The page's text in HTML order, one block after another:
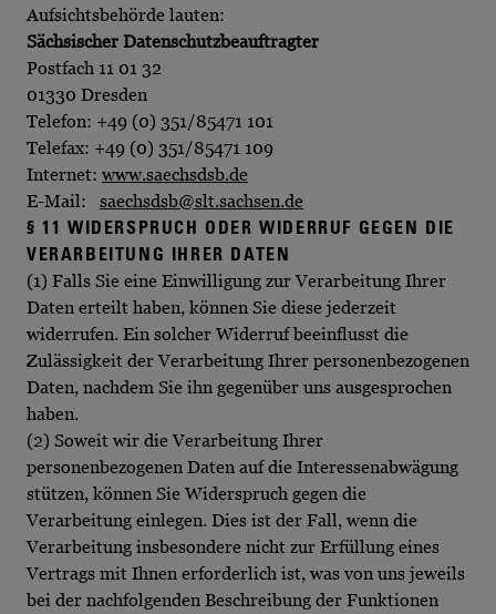
Aufsichtsbehörde lauten:
Sächsischer Datenschutzbeauftragter
Postfach 11 01 32
01330 Dresden
Telefon: +49 (0) 351/85471 101
Telefax: +49 (0) 351/85471 109
Internet: www.saechsdsb.de
E-Mail: saechsdsb@slt.sachsen.de
§ 11 WIDERSPRUCH ODER WIDERRUF GEGEN DIE
VERARBEITUNG IHRER DATEN
(1) Falls Sie eine Einwilligung zur Verarbeitung Ihrer
Daten erteilt haben, können Sie diese jederzeit
widerrufen. Ein solcher Widerruf beeinflusst die
Zulässigkeit der Verarbeitung Ihrer personenbezogenen
Daten, nachdem Sie ihn gegenüber uns ausgesprochen
haben.
(2) Soweit wir die Verarbeitung Ihrer
personenbezogenen Daten auf die Interessenabwägung
stützen, können Sie Widerspruch gegen die
Verarbeitung einlegen. Dies ist der Fall, wenn die
Verarbeitung insbesondere nicht zur Erfüllung eines
Vertrags mit Ihnen erforderlich ist, was von uns jeweils
bei der nachfolgenden Beschreibung der Funktionen